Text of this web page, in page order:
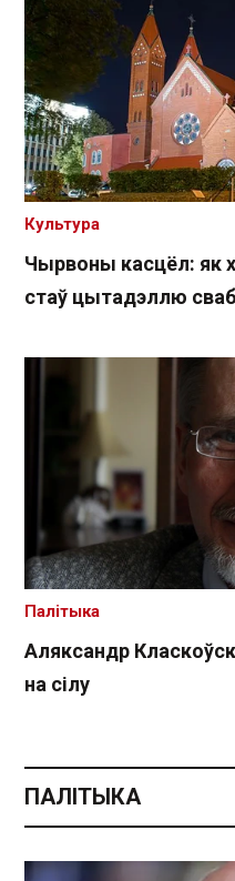
Чырвоны касцёл: як
стаў цытадэллю
Культура
Аляксандр
на сілу
Палітыка
ПАЛІТЫКА